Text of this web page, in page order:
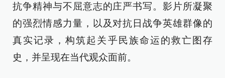
抗争精神与不屈意志的庄严书写。影片所凝聚
的强烈情感力量，以及对抗日战争英雄群像的
真实记录，构筑起关乎民族命运的救亡图存
史，并呈现在当代观众面前。